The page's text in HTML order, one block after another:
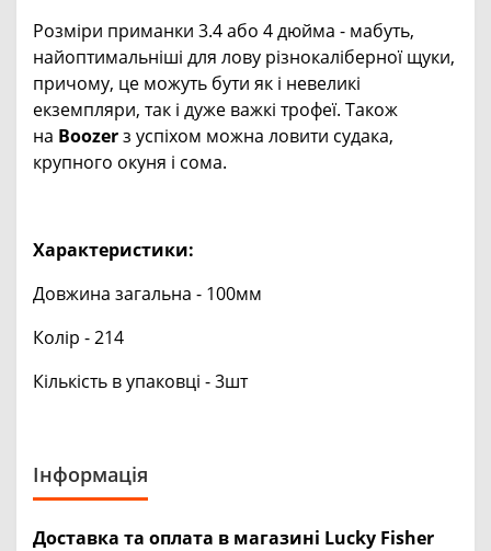
Розміри приманки 3.4 або 4 дюйма - мабуть,
найоптимальніші для лову різнокаліберної щуки,
причому, це можуть бути як і невеликі
екземпляри, так і дуже важкі трофеї. Також
на Boozerз успіхом можна ловити судака,
крупного окуня і сома.
Характеристики:
Довжина загальна - 100мм
Колір - 214
Кількість в упаковці - 3шт
Інформація
Доставка та оплата в магазині Lucky Fisher